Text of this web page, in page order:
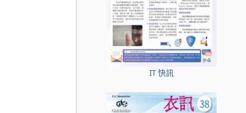
IT 快訊